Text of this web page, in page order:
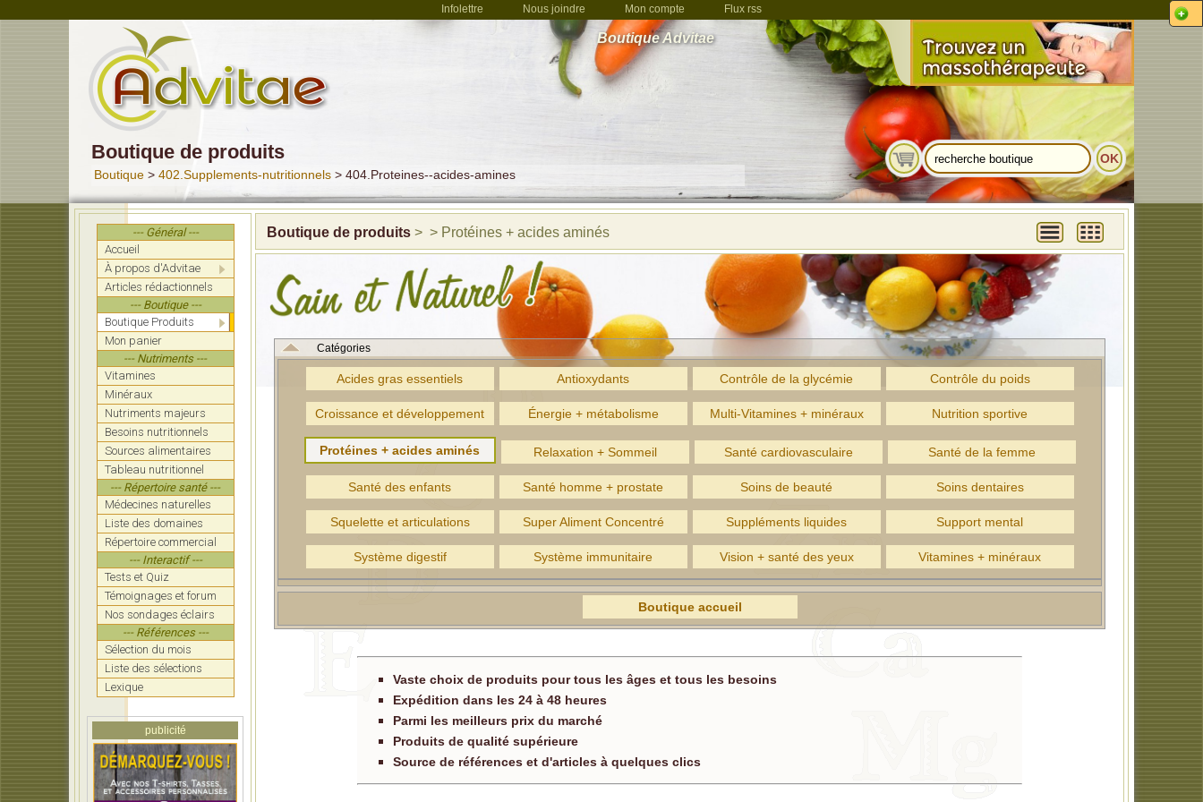
Infolettre Nous joindre Mon compte Flux rss
Boutique Advitae
Boutique de produits
Boutique > 402.Supplements-nutritionnels > 404.Proteines--acides-amines
--- Général ---
Accueil
À propos d'Advitae
Articles rédactionnels
--- Boutique ---
Boutique Produits
Mon panier
--- Nutriments ---
Vitamines
Minéraux
Nutriments majeurs
Besoins nutritionnels
Sources alimentaires
Tableau nutritionnel
--- Répertoire santé ---
Médecines naturelles
Liste des domaines
Répertoire commercial
--- Interactif ---
Tests et Quiz
Témoignages et forum
Nos sondages éclairs
--- Références ---
Sélection du mois
Liste des sélections
Lexique
publicité
Boutique de produits > > Protéines + acides aminés
Catégories
Acides gras essentiels Antioxydants Contrôle de la glycémie Contrôle du poids
Croissance et développement Énergie + métabolisme Multi-Vitamines + minéraux Nutrition sportive
Protéines + acides aminés Relaxation + Sommeil Santé cardiovasculaire Santé de la femme
Santé des enfants Santé homme + prostate Soins de beauté Soins dentaires
Squelette et articulations Super Aliment Concentré Suppléments liquides Support mental
Système digestif Système immunitaire Vision + santé des yeux Vitamines + minéraux
Boutique accueil
Vaste choix de produits pour tous les âges et tous les besoins
Expédition dans les 24 à 48 heures
Parmi les meilleurs prix du marché
Produits de qualité supérieure
Source de références et d'articles à quelques clics